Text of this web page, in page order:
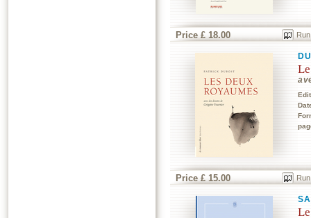
Price £ 18.00
Price £ 15.00